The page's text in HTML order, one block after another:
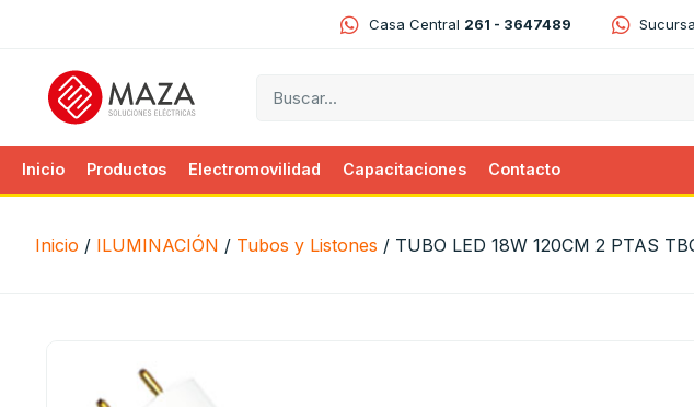
Casa Central 261 - 3647489
Inicio Productos Electromovilidad Capacitaciones Contacto
Inicio / ILUMINACIÓN / Tubos y Listones / TUBO LED 18W 120CM 2 PTAS